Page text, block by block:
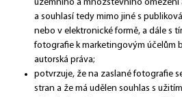
územního a množstevního
a souhlasí tedy mimo jiné s
nebo v elektronické formě, a dále s
fotografie k marketingovým účelům
autorská práva;
potvrzuje, že na zaslané fotografie
stran a že má udělen souhlas s